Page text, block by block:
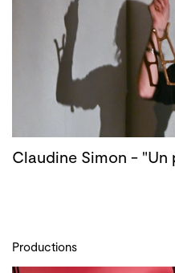
Claudine Simon - "Un
Productions